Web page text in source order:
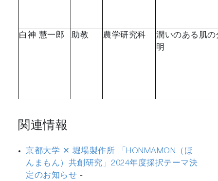
白神 慧一郎 助教 農学研究科
潤いのある肌
明
関連情報
京都大学 ✕ 堀場製作所 「HONMAMON（ほ
んまもん）共創研究」2024年度採択テーマ決
定のお知らせ -